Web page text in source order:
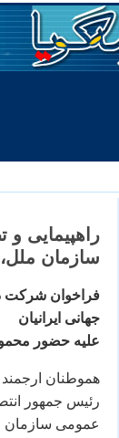
راهپيمايی
سازمان ملل،
فراخوان شرکت
جهانی ايرانيان
عليه حضور
هموطنان ارجمند
رئيس جمهور
عمومی سازمان